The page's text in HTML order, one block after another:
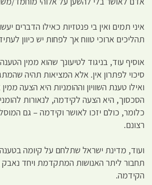
איני תמים ואין בי פנטזיות כאילו הדברים
תהליכים ארוכי טווח אך לפחות יש כיוון
אוסיף עוד, בניגוד לטיעונך שהוא ממין
סיכוי לפתרון אין. אלא המציאות תהיה
ואילו טענת השוויון וההומניות היא הצעה
הסכסוך, היא הצעה לקידמה, לנאורות
כלומר, כולם יזכו לאושר וקידמה – גם
רצונם.
ועוד, מדינת ישראל שתלחם על קיומה
תחבור ליתר האנושות המתקדמת ויחד
הקידמה.